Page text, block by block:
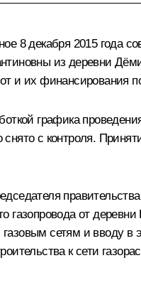
8 декабря 2015 года
из деревни
и их финансирования
графика
снято с контроля.
газопровода от
сетям и вводу в
к сети